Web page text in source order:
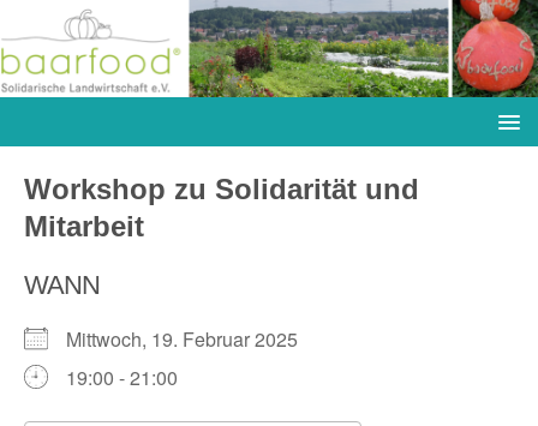
Workshop zu Solidarität und
Mitarbeit
WANN
Mittwoch, 19. Februar 2025
19:00 - 21:00